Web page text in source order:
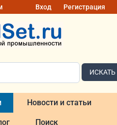
Вход Регистрация
ИСКАТЬ
Новости и статьи
Поиск